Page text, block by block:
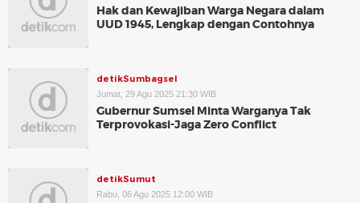
Hak dan Kewajiban Warga Negara dalam
UUD 1945, Lengkap dengan Contohnya
detikSumbagsel
Jumat, 29 Agu 2025 21:30 WIB
Gubernur Sumsel Minta Warganya Tak
Terprovokasi-Jaga Zero Conflict
detikSumut
Rabu, 06 Agu 2025 12:00 WIB